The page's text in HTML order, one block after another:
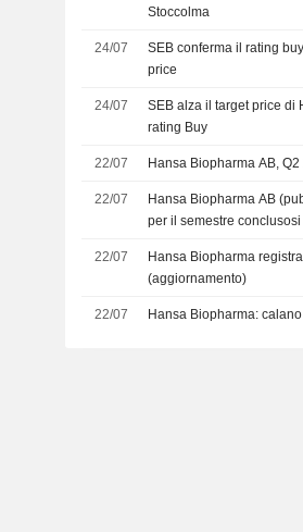
Stoccolma
24/07
SEB conferma il rating
price
24/07
SEB alza il target price di
rating Buy
22/07 Hansa Biopharma AB,
22/07
Hansa Biopharma AB
per il semestre
22/07
Hansa Biopharma
(aggiornamento)
22/07 Hansa Biopharma: